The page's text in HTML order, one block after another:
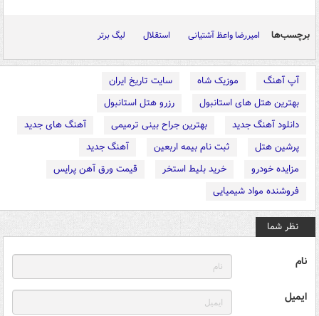
برچسب‌ها امیررضا واعظ آشتیانی استقلال لیگ برتر
آپ آهنگ موزیک شاه
سایت تاریخ ایران
بهترین هتل های استانبول
رزرو هتل استانبول
دانلود آهنگ جدید
بهترین جراح بینی ترمیمی
آهنگ های جدید
پرشین هتل
ثبت نام بیمه اربعین
آهنگ جدید
مزایده خودرو
خرید بلیط استخر
قیمت ورق آهن پرایس
فروشنده مواد شیمیایی
نظر شما
نام
ایمیل